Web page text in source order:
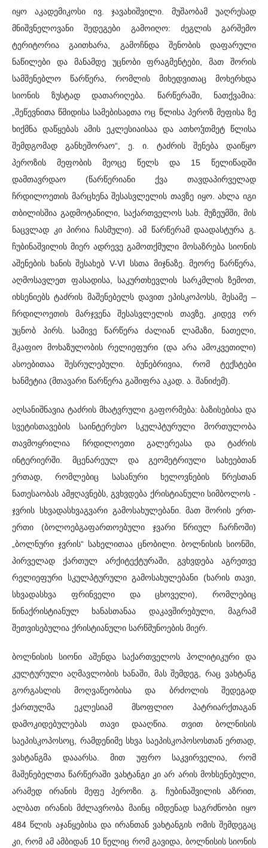
იყო აკადემიკოსი ივ. ჯავახიშვილი. მუშაობამ უაღრესად
მნიშვნელოვანი შედეგები გამოიღო: ძეგლის გარშემო
ტერიტორია გაითხარა, გამოჩნდა შენობის დაფარული
ნაწილები და მანამდე უცნობი ფრაგმენტები, მათ შორის
სამშენებლო წარწერა, რომლის მიხედვითაც მოხერხდა
სიონის ზუსტად დათარიღება. წარწერაში, ნათქვამია:
„შეწევნითა წმიდისა სამებისაჲთა ოც წლისა პეროზ მეფისა ზე
ხიქმნა დაწყებას ამის ეკლესიაისაა და ათხოჴთმეტ წლისა
შემდგომად განხეშორაო“, ე. ი. ტაძრის შენება დაიწყო
პეროზის მეფობის მეოცე წელს და 15 წელიწადში
დამთავრდაო (წარწერიანი ქვა თავდაპირველად
ჩრდილოეთის მარცხენა შესასვლელის თავზე იყო. ახლა იგი
თბილისშია გადმოტანილი, საქართველოს სახ. მუზეუმში, მის
ნაცვლად კი პირია ჩასმული). ამ წარწერამ დაადასტურა გ.
ჩუბინაშვილის მიერ ადრევე გამოთქმული მოსაზრება სიონის
აშენების ხანის შესახებ V-VI სსთა მიჯნაზე. მეორე წარწერა,
აღმოსავლეთ ფასადისა, საკურთხევლის სარკმლის ზემოთ,
იხსენიებს ტაძრის მაშენებელს დავით ეპისკოპოსს, მესამე –
ჩრდილოეთის მარჯვენა შესასვლელის თავზე, კიდევ ორ
უცნობ პირს. სამივე წარწერა ძალიან ლამაზი, ნათელი,
მკაფიო მოხაზულობის რელიეფური (და არა ამოკვეთილი)
ასოებითაა შესრულებული. ბუნებრივია, რომ ტექსტები
ხანმეტია (მთავარი წარწერა გაშიფრა აკად. ა. შანიძემ).
აღსანიშნავია ტაძრის მხატვრული გაფორმება: ბაზისებისა და
სვეტისთავების საინტერესო სკულპტურული მორთულობა
თავმოყრილია ჩრდილოეთი გალერეასა და ტაძრის
ინტერიერში. მცენარეულ და გეომეტრიული სახეებთან
ერთად, რომლებიც სასანური ხელოვნების წრესთან
ნათესაობას ამჟღავნებს, გვხვდება ქრისტიანული სიმბოლოს -
ჯვრის სხვადასხვაგვარი გამოსახულებანი. მათ შორის ერთ-
ერთი (ბოლოებგაფართოებული ჯვარი წრიულ ჩარჩოში)
„ბოლნური ჯვრის“ სახელითაა ცნობილი. ბოლნისის სიონში,
პირველად ქართულ არქიტექტურაში, გვხვდება აგრეთვე
რელიეფური სკულპტურული გამოსახულებანი (ხარის თავი,
სხვადასხვა ფრინველი და ცხოველი), რომლებიც
წინაქრისტიანულ ხანასთანაა დაკავშირებული, მაგრამ
შეთვისებულია ქრისტიანული სარწმუნოების მიერ.
ბოლნისის სიონი აშენდა საქართველოს პოლიტიკური და
კულტურული აღმავლობის ხანაში, მას შემდეგ, რაც ვახტანგ
გორგასლის მოღვაწეობისა და ბრძოლის შედეგად
ქართულმა ეკლესიამ მსოფლიო პატრიარქთაგან
დამოკიდებულებას თავი დააღწია. თვით ბოლნისის
საეპისკოპოსოც, რამდენიმე სხვა საეპისკოპოსოსთან ერთად,
ვახტანგმა დააარსა. მით უფრო საკვირველია, რომ
მაშენებელთა წარწერაში ვახტანგი კი არ არის მოხსენებული,
არამედ ირანის მეფე პეროზი. გ. ჩუბინაშვილის აზრით,
ალბათ ირანის მძლავრობა მაინც იმდენად საგრძნობი იყო
484 წლის აჯანყებისა და ირანთან ვახტანგის ომის შემდეგაც
კი, რომ ამ ამბიდან 10 წელიც რომ გავიდა, ბოლნისის სიონის